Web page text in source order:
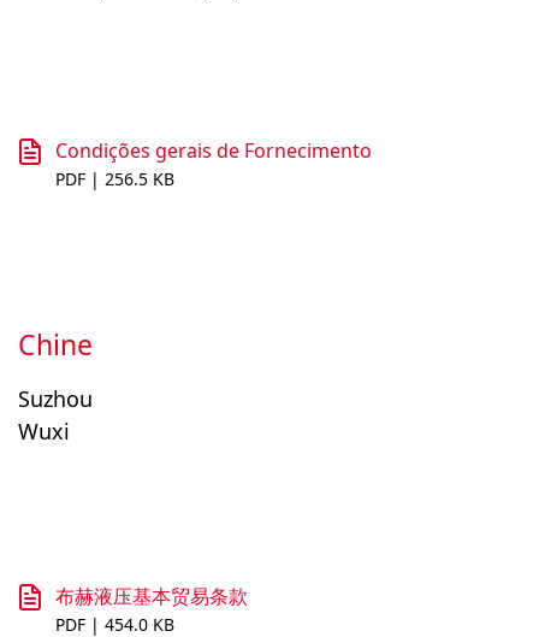
Condições gerais de Fornecimento
PDF | 256.5 KB
Chine
Suzhou
Wuxi
布赫液压基本贸易条款
PDF | 454.0 KB